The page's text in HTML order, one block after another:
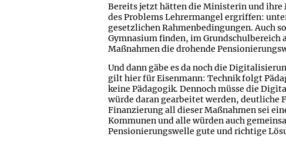
Bereits jetzt hätten die Ministerin und ihre
des Problems Lehrermangel ergriffen:
gesetzlichen Rahmenbedingungen. Auch
Gymnasium finden, im Grundschulbereich
Maßnahmen die drohende
Und dann gäbe es da noch die
gilt hier für Eisenmann: Technik folgt
keine Pädagogik. Dennoch müsse die
würde daran gearbeitet werden, deutliche
Finanzierung all dieser Maßnahmen sei
Kommunen und alle würden auch
Pensionierungswelle gute und richtige